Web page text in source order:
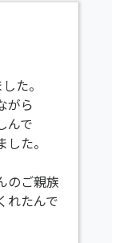
た。
がら
んで
た。
のご親族
れたんで